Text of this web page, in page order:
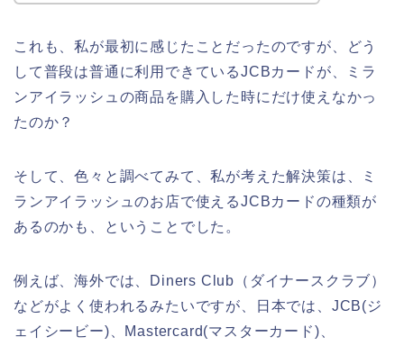
これも、私が最初に感じたことだったのですが、どう
して普段は普通に利用できているJCBカードが、ミラ
ンアイラッシュの商品を購入した時にだけ使えなかっ
たのか？
そして、色々と調べてみて、私が考えた解決策は、ミ
ランアイラッシュのお店で使えるJCBカードの種類が
あるのかも、ということでした。
例えば、海外では、Diners Club（ダイナースクラブ）
などがよく使われるみたいですが、日本では、JCB(ジ
ェイシービー)、Mastercard(マスターカード)、